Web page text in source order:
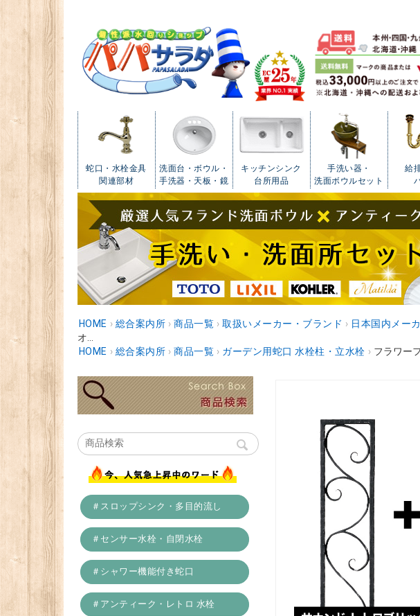
蛇口・水栓金具
関連部材
洗面台・ボウル・
手洗器・天板・鏡
キッチンシンク
台所用品
手洗い器・
洗面ボウルセット
給
HOME › 総合案内所 › 商品一覧 › 取扱いメーカー・ブランド › 日本国内メー
オ...
HOME › 総合案内所 › 商品一覧 › ガーデン用蛇口 水栓柱・立水栓 › フラワー
＃スロップシンク・多目的流し
＃センサー水栓・自閉水栓
＃シャワー機能付き蛇口
＃アンティーク・レトロ 水栓